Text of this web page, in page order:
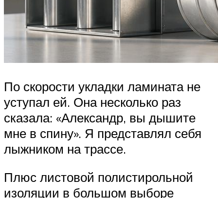
По скорости укладки ламината не
уступал ей. Она несколько раз
сказала: «Александр, вы дышите
мне в спину». Я представлял себя
лыжником на трассе.
Плюс листовой полистирольной
изоляции в большом выборе